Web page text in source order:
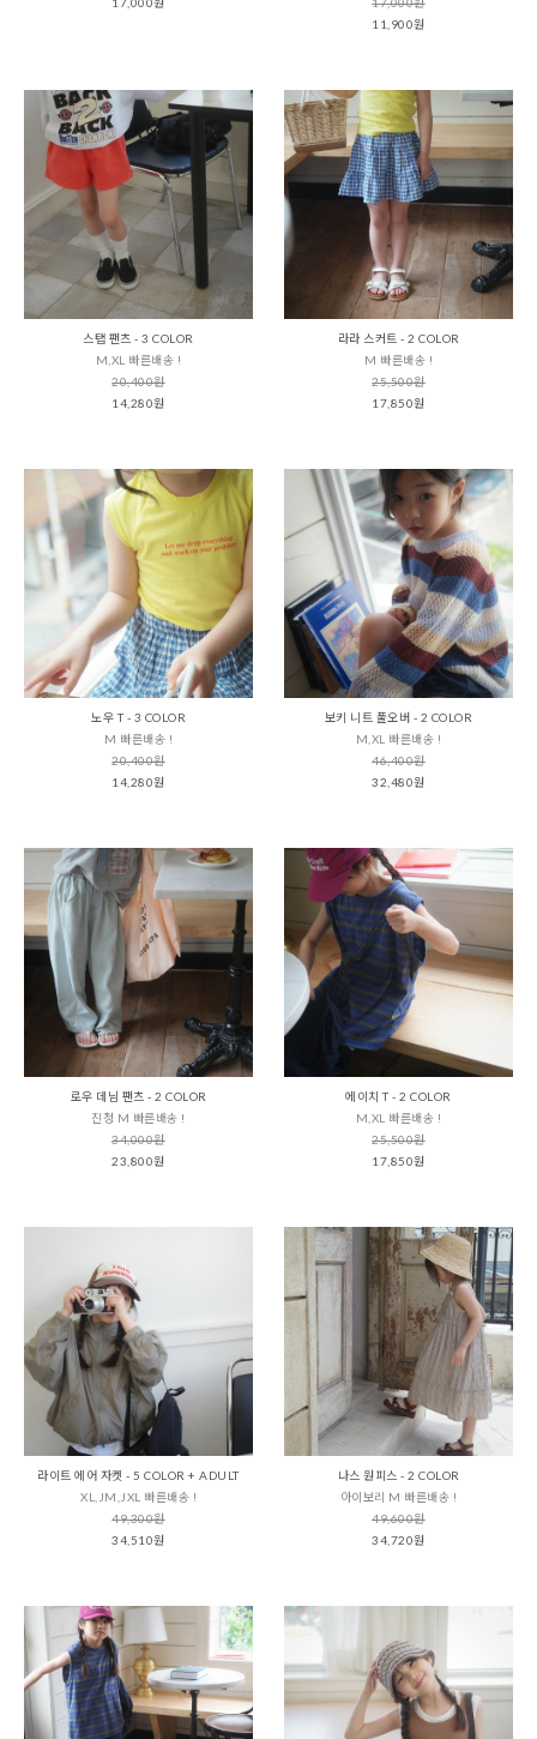
11,900원
스탭 팬츠 - 3 COLOR
M,XL 빠른배송 !
20,400원
14,280원
라라 스커트 - 2 COLOR
M 빠른배송 !
25,500원
17,850원
노우 T - 3 COLOR
M 빠른배송 !
20,400원
14,280원
보키 니트 풀오버 - 2 COLOR
M,XL 빠른배송 !
46,400원
32,480원
로우 데님 팬츠 - 2 COLOR
진청 M 빠른배송 !
34,000원
23,800원
에이치 T - 2 COLOR
M,XL 빠른배송 !
25,500원
17,850원
라이트 에어 자켓 - 5 COLOR + ADULT
XL,JM,JXL 빠른배송 !
49,300원
34,510원
나스 원피스 - 2 COLOR
아이보리 M 빠른배송 !
49,600원
34,720원